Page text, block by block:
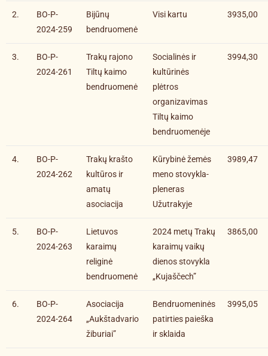
2.
BO-P-
2024-259
Bijūnų
bendruomenė
Visi kartu 3935,00
3.
BO-P-
2024-261
Trakų rajono
Tiltų kaimo
bendruomenė
Socialinės ir
kultūrinės
plėtros
organizavimas
Tiltų kaimo
bendruomenėje
3994,30
4.
BO-P-
2024-262
Trakų krašto
kultūros ir
amatų
asociacija
Kūrybinė žemės
meno stovykla-
pleneras
Užutrakyje
3989,47
5.
BO-P-
2024-263
Lietuvos
karaimų
religinė
bendruomenė
2024 metų Trakų
karaimų vaikų
dienos stovykla
„Kujaščech”
3865,00
6.
BO-P-
2024-264
Asociacija
„Aukštadvario
žiburiai”
Bendruomeninės
patirties paieška
ir sklaida
3995,05